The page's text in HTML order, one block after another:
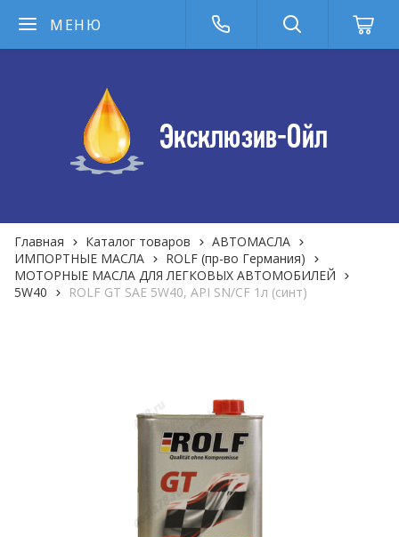
МЕНЮ
Главная Каталог товаров
АВТОМАСЛА
ИМПОРТНЫЕ МАСЛА
ROLF (пр-во Германия)
МОТОРНЫЕ МАСЛА ДЛЯ ЛЕГКОВЫХ АВТОМОБИЛЕЙ
5W40
ROLF GT SAE 5W40, API SN/СF 1л (синт)